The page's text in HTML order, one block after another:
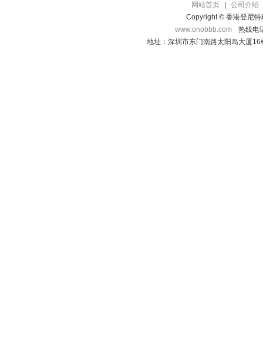
网站首页
公司介绍
Copyright © 香港登尼特
www.onobbb.com
热线电
地址：深圳市东门南路太阳岛大厦